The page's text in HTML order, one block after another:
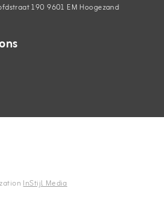
190 9601 EM Hoogezand
InStijl Media